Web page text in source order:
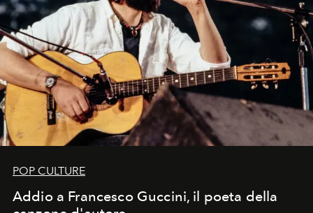
POP CULTURE
Addio a Francesco Guccini, il poeta della